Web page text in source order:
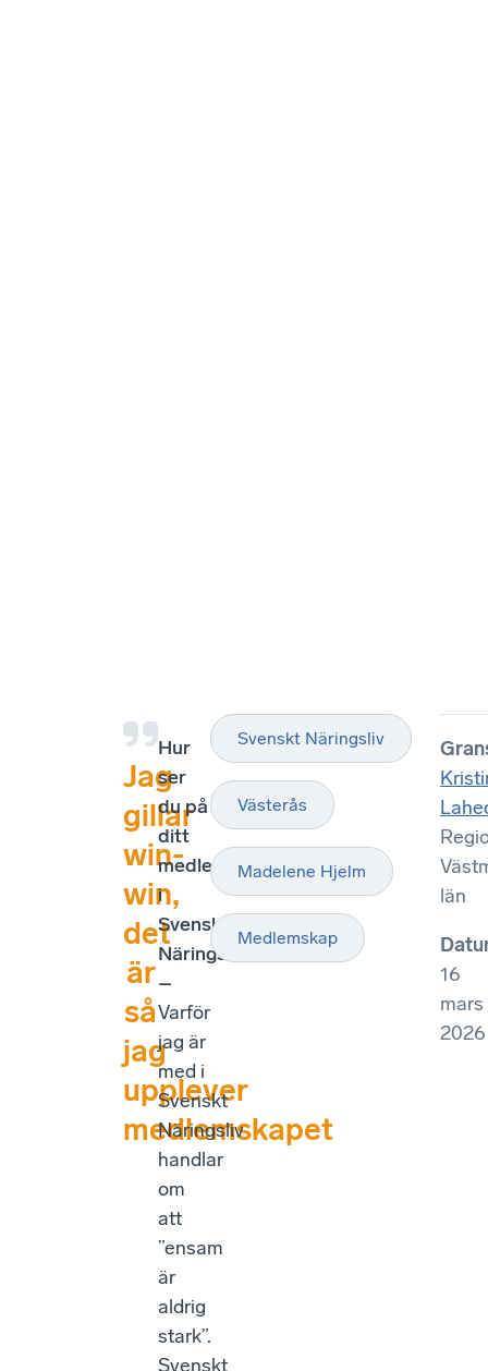
Jag
gillar
win-
win,
det
är
så
jag
upplever
medlemskapet
Hur
ser
du på
ditt
medlemskap
i
Svenskt
Näringsliv?
–
Varför
jag är
med i
Svenskt
Näringsliv
handlar
om
att
”ensam
är
aldrig
stark”.
Svenskt
Svenskt Näringsliv
Västerås
Madelene Hjelm
Medlemskap
län
16
mars
2026